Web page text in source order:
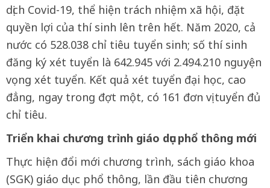
dịch Covid-19, thể hiện trách nhiệm xã hội, đặt
quyền lợi của thí sinh lên trên hết. Năm 2020, cả
nước có 528.038 chỉ tiêu tuyển sinh; số thí sinh
đăng ký xét tuyển là 642.945 với 2.494.210 nguyện
vọng xét tuyển. Kết quả xét tuyển đại học, cao
đẳng, ngay trong đợt một, có 161 đơn vị tuyển đủ
chỉ tiêu.
Triển khai chương trình giáo dục phổ thông mới
Thực hiện đổi mới chương trình, sách giáo khoa
(SGK) giáo dục phổ thông, lần đầu tiên chương